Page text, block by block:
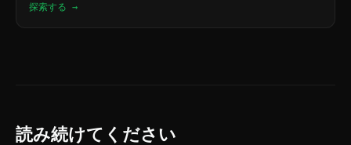
探索する →
読み続けてください